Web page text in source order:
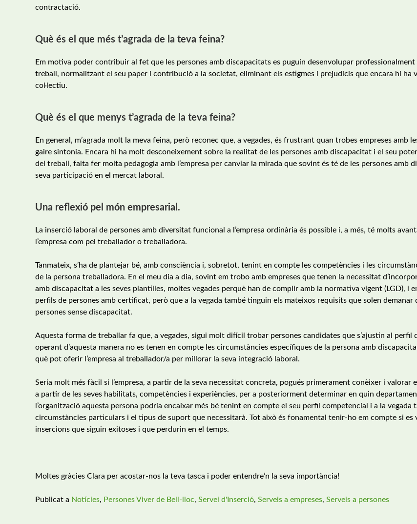
contractació.
Què és el que més t’agrada de la teva feina?
Em motiva poder contribuir al fet que les persones amb discapacitats es puguin desenvolupar professionalment
treball, normalitzant el seu paper i contribució a la societat, eliminant els estigmes i prejudicis que encara hi ha
col·lectiu.
Què és el que menys t’agrada de la teva feina?
En general, m’agrada molt la meva feina, però reconec que, a vegades, és frustrant quan trobes empreses amb
gaire sintonia. Encara hi ha molt desconeixement sobre la realitat de les persones amb discapacitat i el seu
del treball, falta fer molta pedagogia amb l’empresa per canviar la mirada que sovint és té de les persones amb
seva participació en el mercat laboral.
Una reflexió pel món empresarial.
La inserció laboral de persones amb diversitat funcional a l’empresa ordinària és possible i, a més, té molts
l’empresa com pel treballador o treballadora.
Tanmateix, s’ha de plantejar bé, amb consciència i, sobretot, tenint en compte les competències i les
de la persona treballadora. En el meu dia a dia, sovint em trobo amb empreses que tenen la necessitat
amb discapacitat a les seves plantilles, moltes vegades perquè han de complir amb la normativa vigent (LGD), i
perfils de persones amb certificat, però que a la vegada també tinguin els mateixos requisits que solen demanar
persones sense discapacitat.
Aquesta forma de treballar fa que, a vegades, sigui molt difícil trobar persones candidates que s’ajustin al perfil
operant d’aquesta manera no es tenen en compte les circumstàncies específiques de la persona amb
què pot oferir l’empresa al treballador/a per millorar la seva integració laboral.
Seria molt més fàcil si l’empresa, a partir de la seva necessitat concreta, pogués primerament conèixer i valorar
a partir de les seves habilitats, competències i experiències, per a posteriorment determinar en quin
l’organització aquesta persona podria encaixar més bé tenint en compte el seu perfil competencial i a la vegada
circumstàncies particulars i el tipus de suport que necessitarà. Tot això és fonamental tenir-ho em compte si es
insercions que siguin exitoses i que perdurin en el temps.
Moltes gràcies Clara per acostar-nos la teva tasca i poder entendre’n la seva importància!
Publicat a Notícies, Persones Viver de Bell-lloc, Servei d'Inserció, Serveis a empreses, Serveis a persones